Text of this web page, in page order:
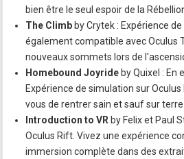
bien être le seul espoir de la
The Climb by Crytek : Expérience
également compatible avec Oculus
nouveaux sommets lors de
Homebound Joyride by Quixel : En
Expérience de simulation sur
vous de rentrer sain et sauf sur terre.
Introduction to VR by Felix et Paul
Oculus Rift. Vivez une expérience
immersion complète dans des